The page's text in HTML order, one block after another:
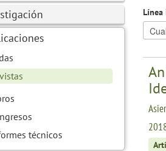
técnicos
Línea